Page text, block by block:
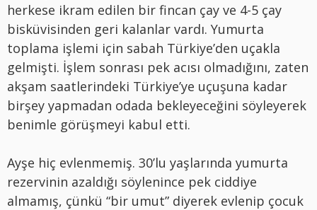
herkese ikram edilen bir fincan çay ve 4-5 çay
bisküvisinden geri kalanlar vardı. Yumurta
toplama işlemi için sabah Türkiye’den uçakla
gelmişti. İşlem sonrası pek acısı olmadığını, zaten
akşam saatlerindeki Türkiye’ye uçuşuna kadar
birşey yapmadan odada bekleyeceğini söyleyerek
benimle görüşmeyi kabul etti.
Ayşe hiç evlenmemiş. 30’lu yaşlarında yumurta
rezervinin azaldığı söylenince pek ciddiye
almamış, çünkü “bir umut” diyerek evlenip çocuk